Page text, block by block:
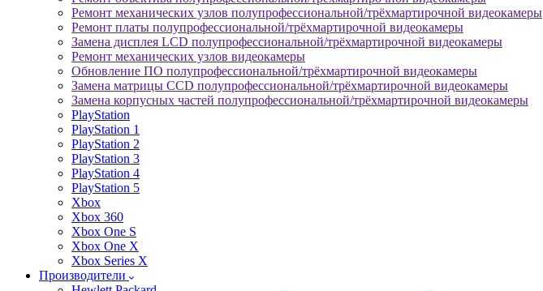
Ремонт механических узлов полупрофессиональной/трёхмартирочной видеокамеры
Ремонт платы полупрофессиональной/трёхмартирочной видеокамеры
Замена дисплея LCD полупрофессиональной/трёхмартирочной видеокамеры
Ремонт механических узлов видеокамеры
Обновление ПО полупрофессиональной/трёхмартирочной видеокамеры
Замена матрицы CCD полупрофессиональной/трёхмартирочной видеокамеры
Замена корпусных частей полупрофессиональной/трёхмартирочной видеокамеры
PlayStation
PlayStation 1
PlayStation 2
PlayStation 3
PlayStation 4
PlayStation 5
Xbox
Xbox 360
Xbox One S
Xbox One X
Xbox Series X
Производители